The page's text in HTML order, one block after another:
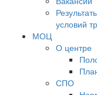
условий
МОЦ
О центре
СПО